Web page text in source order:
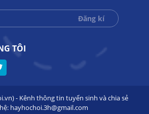
TÔI
- Kênh thông tin tuyển sinh và chia sẻ
hayhochoi.3h@gmail.com